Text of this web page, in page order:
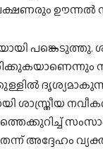
ഊന്നൽ
പങ്കെടുത്തു.
ശാസ്ത്രീയ
അദ്ദേഹം